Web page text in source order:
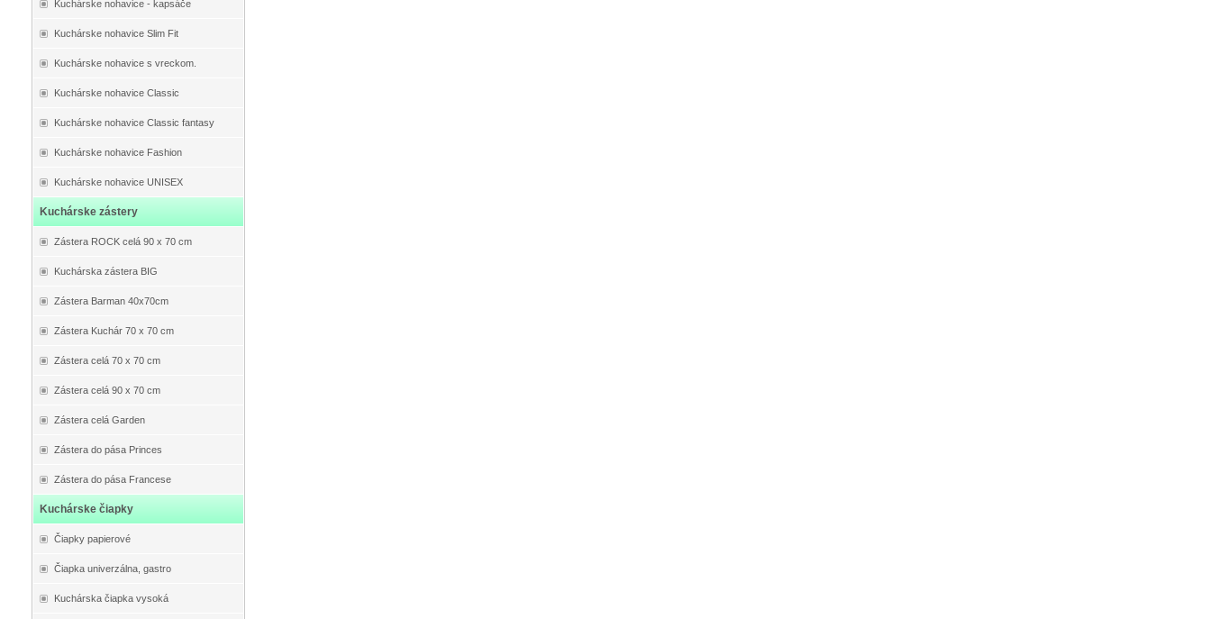
Kuchárske nohavice - kapsáče
Kuchárske nohavice Slim Fit
Kuchárske nohavice s vreckom.
Kuchárske nohavice Classic
Kuchárske nohavice Classic fantasy
Kuchárske nohavice Fashion
Kuchárske nohavice UNISEX
Kuchárske zástery
Zástera ROCK celá 90 x 70 cm
Kuchárska zástera BIG
Zástera Barman 40x70cm
Zástera Kuchár 70 x 70 cm
Zástera celá 70 x 70 cm
Zástera celá 90 x 70 cm
Zástera celá Garden
Zástera do pása Princes
Zástera do pása Francese
Kuchárske čiapky
Čiapky papierové
Čiapka univerzálna, gastro
Kuchárska čiapka vysoká